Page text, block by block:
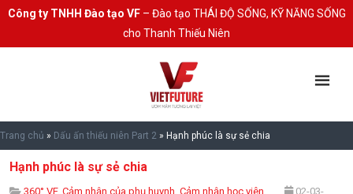
Công ty TNHH Đào tạo VF– Đào tạo THÁI ĐỘ SỐNG, KỸ NĂNG SỐNG
cho Thanh Thiếu Niên
Trang chủ » Dấu ấn thiếu niên Part 2 » Hạnh phúc là sự sẻ chia
Hạnh phúc là sự sẻ chia
360° VF, Cảm nhận của phụ huynh, Cảm nhận học viên,
02-03-